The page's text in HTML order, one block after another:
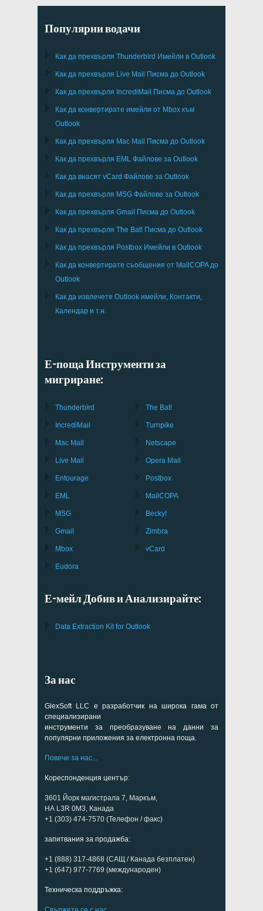
Популярни водачи
Как да прехвърля Thunderbird Имейли в Outlook
Как да прехвърля Live Mail Писма до Outlook
Как да прехвърля IncrediMail Писма до Outlook
Как да конвертирате имейли от Mbox към
Outlook
Как да прехвърля Mac Mail Писма до Outlook
Как да прехвърля EML Файлове за Outlook
Как да внасят vCard Файлове за Outlook
Как да прехвърля MSG Файлове за Outlook
Как да прехвърля Gmail Писма до Outlook
Как да прехвърля The Bat! Писма до Outlook
Как да прехвърля Postbox Имейли в Outlook
Как да конвертирате съобщения от MailCOPAдо
Outlook
Как да извлечете Outlook имейли, Контакти,
Календар и т.н.
Е-поща Инструменти за
мигриране:
Thunderbird
IncrediMail
Mac Mail
Live Mail
Entourage
EML
MSG
Gmail
Mbox
Eudora
The Bat!
Turnpike
Netscape
Opera Mail
Postbox
MailCOPA
Becky!
Zimbra
vCard
Е-мейл Добив и Анализирайте:
Data Extraction Kit for Outlook
За нас
GlexSoft LLC е разработчик на широка гама от
специализирани
инструменти за преобразуване на данни за
популярни приложения за електронна поща.
Повече за нас...
Кореспонденция център:
3601 Йорк магистрала 7, Маркъм,
НА L3R 0M3, Канада
+1 (303) 474-7570 (Телефон / факс)
запитвания за продажба:
+1 (888) 317-4868 (САЩ / Канада безплатен)
+1 (647) 977-7769 (международен)
Техническа поддръжка: